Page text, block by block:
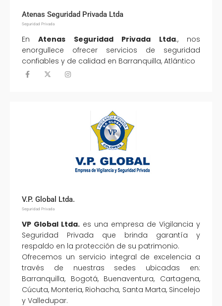
Atenas Seguridad Privada Ltda
Seguridad Privada
EnAtenas Seguridad Privada Ltda., nos
enorgullece ofrecer servicios de seguridad
confiables y de calidad en Barranquilla, Atlántico
V.P. Global Ltda.
Seguridad Privada
VP Global Ltda. es una empresa de Vigilancia y
Seguridad Privada que brinda garantía y
respaldo en la protección de su patrimonio.
Ofrecemos un servicio integral de excelencia a
través de nuestras sedes ubicadas en:
Barranquilla, Bogotá, Buenaventura, Cartagena,
Cúcuta, Monteria, Riohacha, Santa Marta, Sincelejo
y Valledupar.